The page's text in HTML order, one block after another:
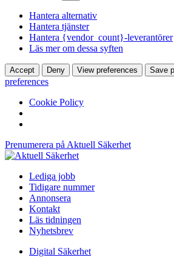
Hantera alternativ
Hantera tjänster
Hantera {vendor_count}-leverantörer
Läs mer om dessa syften
Accept Deny View preferences Save
preferences
Cookie Policy
Prenumerera på Aktuell Säkerhet
Lediga jobb
Tidigare nummer
Annonsera
Kontakt
Läs tidningen
Nyhetsbrev
Digital Säkerhet